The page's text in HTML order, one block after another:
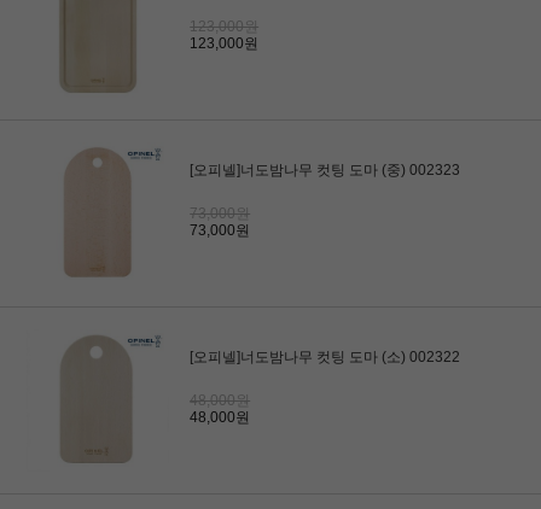
123,000원
123,000원
[오피넬]너도밤나무 컷팅 도마 (중) 002323
73,000원
73,000원
[오피넬]너도밤나무 컷팅 도마 (소) 002322
48,000원
48,000원